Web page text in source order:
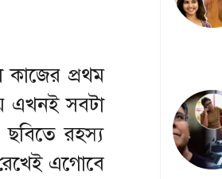
কাজের প্রথম
এখনই সবটা
ছবিতে রহস্য
এগোবে